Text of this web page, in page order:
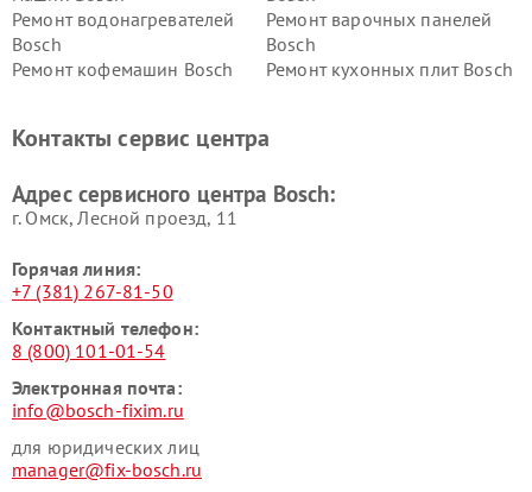
Ремонт водонагревателей
Bosch
Ремонт варочных панелей
Bosch
Ремонт кофемашин Bosch
Ремонт кухонных плит Bosch
Ремонт сушильных автоматовРемонт морозильных камер
Контакты сервис центра
Адрес сервисного центра Bosch:
г. Омск, ​Лесной проезд, 11
Горячая линия:
+7 (381) 267-81-50
Контактный телефон:
8 (800) 101-01-54
Электронная почта:
info@bosch-fixim.ru
для юридических лиц
manager@fix-bosch.ru